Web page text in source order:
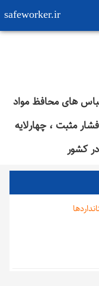
safeworker.ir
های محافظ مواد
مثبت ، چهارلایه